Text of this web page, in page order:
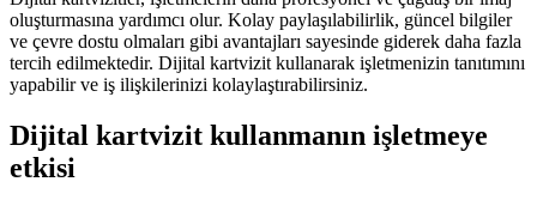
oluşturmasına yardımcı olur. Kolay paylaşılabilirlik, güncel bilgiler
ve çevre dostu olmaları gibi avantajları sayesinde giderek daha fazla
tercih edilmektedir. Dijital kartvizit kullanarak işletmenizin tanıtımını
yapabilir ve iş ilişkilerinizi kolaylaştırabilirsiniz.
Dijital kartvizit kullanmanın işletmeye
etkisi